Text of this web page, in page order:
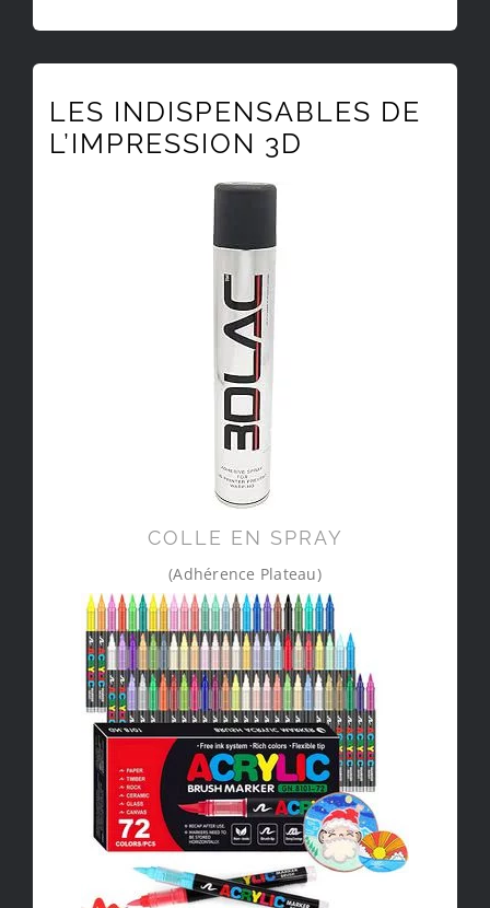
LES INDISPENSABLES DE
L’IMPRESSION 3D
COLLE EN SPRAY
(Adhérence Plateau)